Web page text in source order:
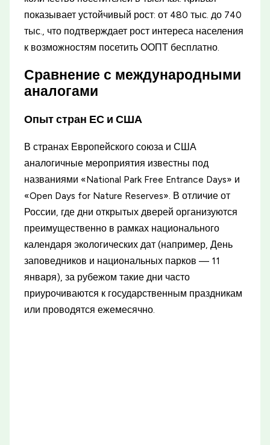
показывает устойчивый рост: от 480 тыс. до 740
тыс., что подтверждает рост интереса населения
к возможностям посетить ООПТ бесплатно.
Сравнение с международными
аналогами
Опыт стран ЕС и США
В странах Европейского союза и США
аналогичные мероприятия известны под
названиями «National Park Free Entrance Days» и
«Open Days for Nature Reserves». В отличие от
России, где дни открытых дверей организуются
преимущественно в рамках национального
календаря экологических дат (например, День
заповедников и национальных парков — 11
января), за рубежом такие дни часто
приурочиваются к государственным праздникам
или проводятся ежемесячно.